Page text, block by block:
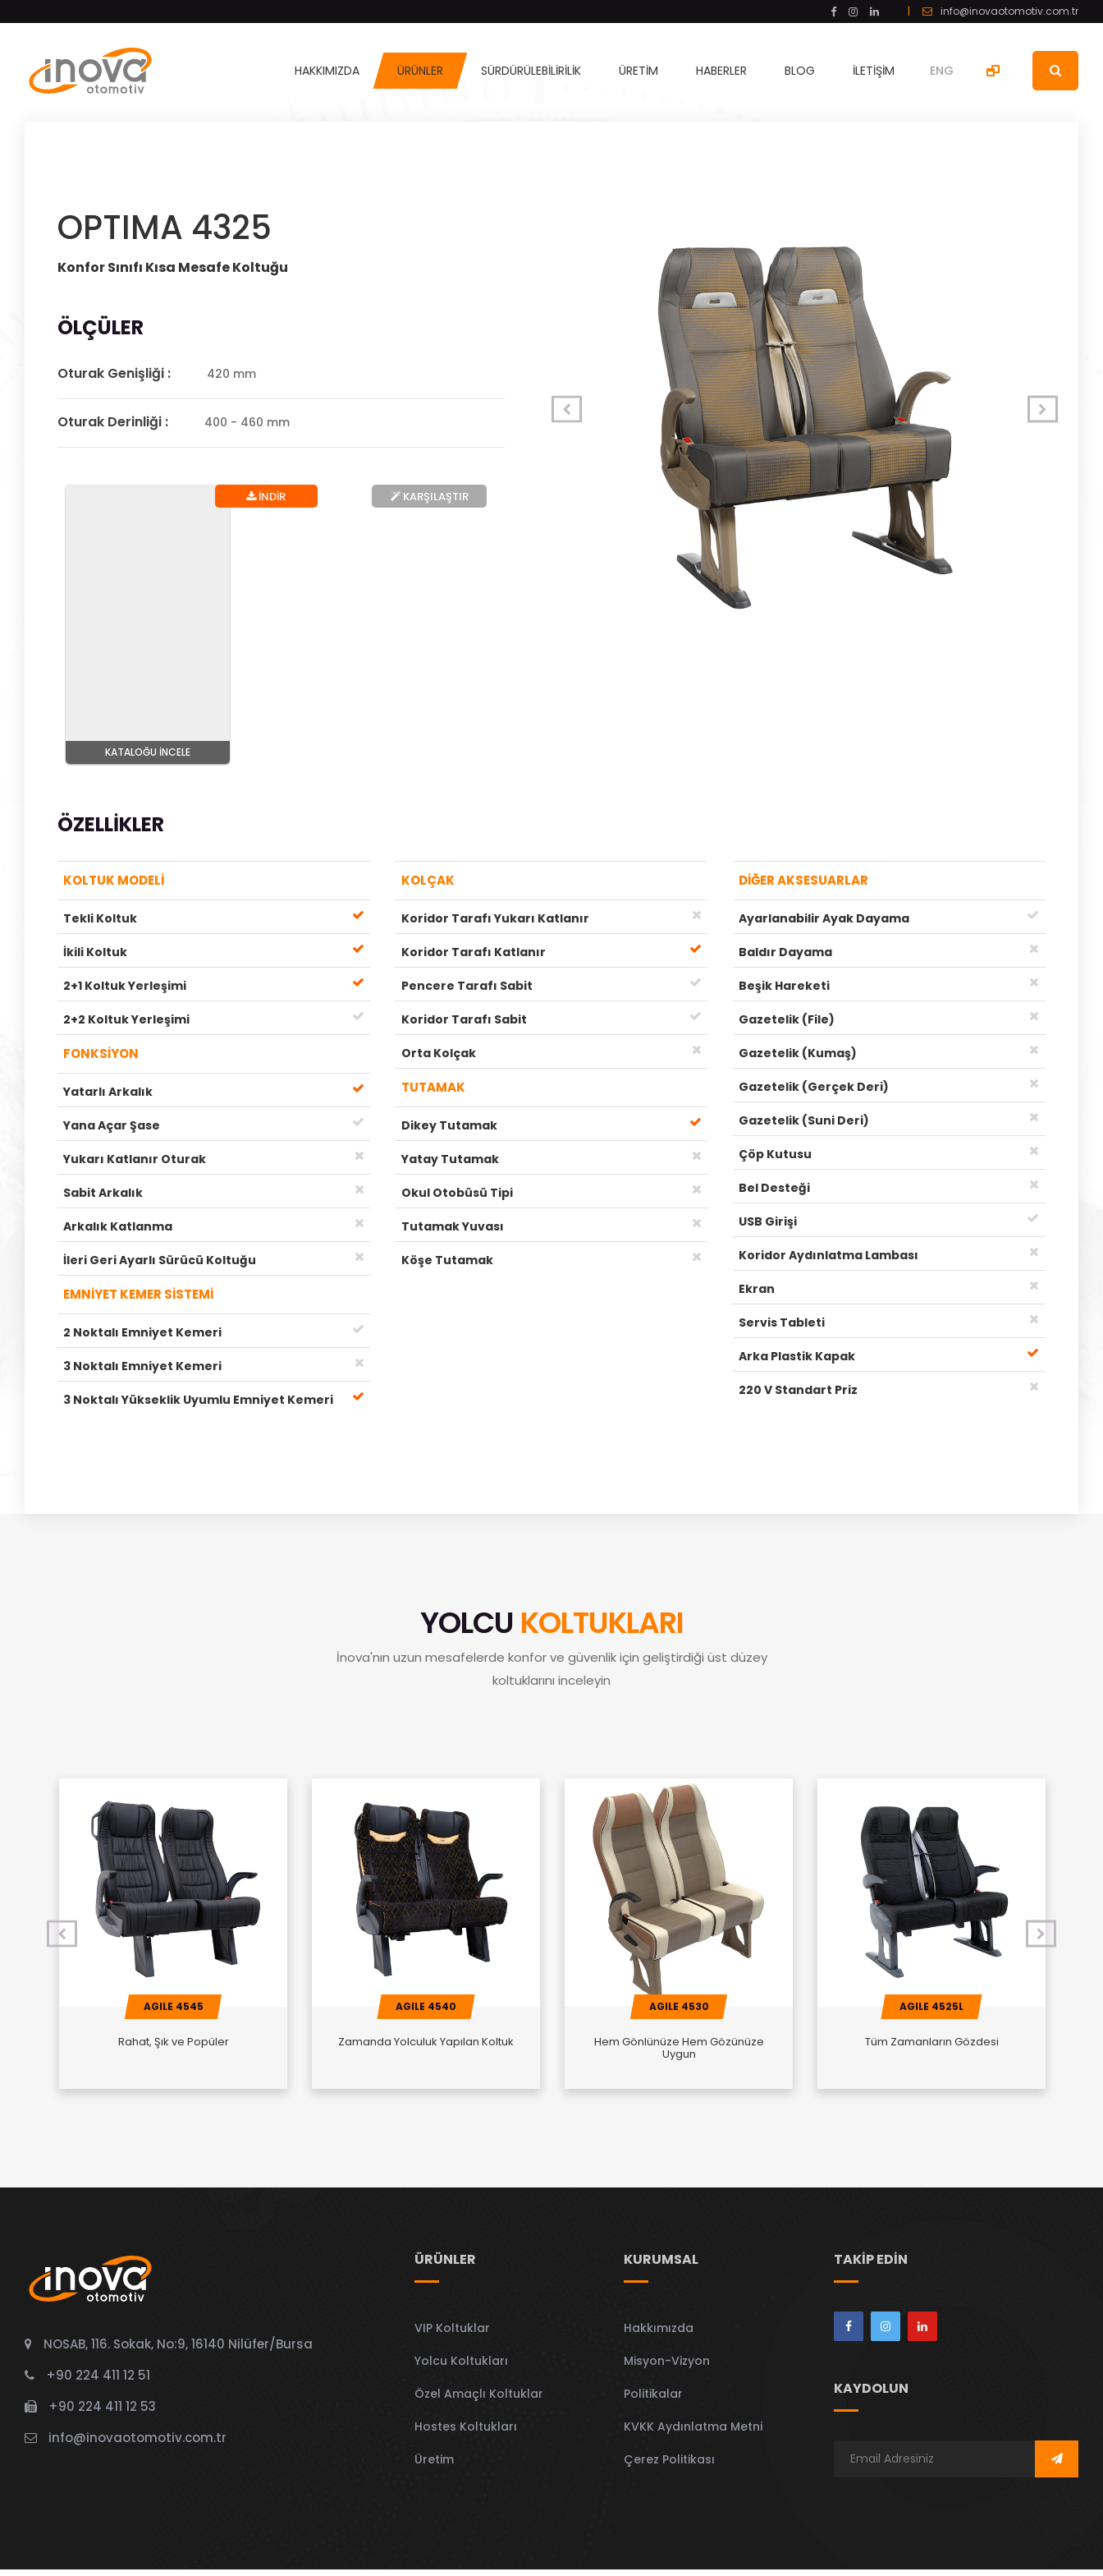
| info@inovaotomotiv.com.tr
HAKKIMIZDA ÜRÜNLER SÜRDÜRÜLEBILIRILIK ÜRETIM HABERLER BLOG İLETIŞIM ENG
OPTIMA 4325
Konfor Sınıfı Kısa Mesafe Koltuğu
ÖLÇÜLER
Oturak Genişliği : 420 mm
Oturak Derinliği : 400 - 460 mm
KATALOĞU İNCELE
İNDİR KARŞILAŞTIR
ÖZELLIKLER
KOLTUK MODELİ
Tekli Koltuk
İkili Koltuk
2+1 Koltuk Yerleşimi
2+2 Koltuk Yerleşimi
FONKSİYON
Yatarlı Arkalık
Yana Açar Şase
Yukarı Katlanır Oturak
Sabit Arkalık
Arkalık Katlanma
İleri Geri Ayarlı Sürücü Koltuğu
EMNİYET KEMER SİSTEMİ
2 Noktalı Emniyet Kemeri
3 Noktalı Emniyet Kemeri
3 Noktalı Yükseklik Uyumlu Emniyet Kemeri
KOLÇAK
Koridor Tarafı Yukarı Katlanır
Koridor Tarafı Katlanır
Pencere Tarafı Sabit
Koridor Tarafı Sabit
Orta Kolçak
TUTAMAK
Dikey Tutamak
Yatay Tutamak
Okul Otobüsü Tipi
Tutamak Yuvası
Köşe Tutamak
DİĞER AKSESUARLAR
Ayarlanabilir Ayak Dayama
Baldır Dayama
Beşik Hareketi
Gazetelik (File)
Gazetelik (Kumaş)
Gazetelik (Gerçek Deri)
Gazetelik (Suni Deri)
Çöp Kutusu
Bel Desteği
USB Girişi
Koridor Aydınlatma Lambası
Ekran
Servis Tableti
Arka Plastik Kapak
220 V Standart Priz
YOLCU KOLTUKLARI
İnova'nın uzun mesafelerde konfor ve güvenlik için geliştirdiği üst düzey
koltuklarını inceleyin
AGILE 4545
Rahat, Şık ve Popüler
AGILE 4540
Zamanda Yolculuk Yapılan Koltuk
AGILE 4530
Hem Gönlünüze Hem Gözünüze
Uygun
AGILE 4525L
Tüm Zamanların Gözdesi
NOSAB, 116. Sokak, No:9, 16140 Nilüfer/Bursa
+90 224 411 12 51
+90 224 411 12 53
info@inovaotomotiv.com.tr
ÜRÜNLER
VIP Koltuklar
Yolcu Koltukları
Özel Amaçlı Koltuklar
Hostes Koltukları
Üretim
KURUMSAL
Hakkımızda
Misyon-Vizyon
Politikalar
KVKK Aydınlatma Metni
Çerez Politikası
TAKIP EDIN
KAYDOLUN